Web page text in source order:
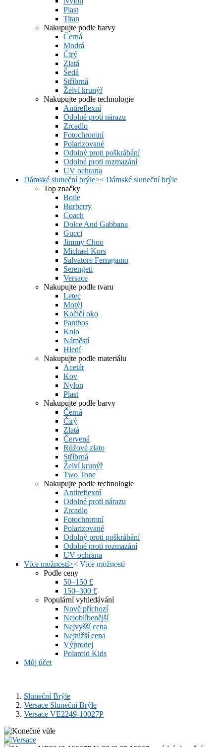
Plast
Titan
Nakupujte podle barvy
Černá
Modrá
Čirý
Zlatá
Šedá
Stříbrná
Želví krunýř
Nakupujte podle technologie
Antireflexní
Odolné proti nárazu
Zrcadlo
Fotochromní
Polarizované
Odolný proti poškrábání
Odolné proti rozmazání
UV ochrana
Dámské sluneční brýle>< Dámské sluneční brýle
Top značky
Bolle
Burberry
Coach
Dolce And Gabbana
Gucci
Jimmy Choo
Michael Kors
Salvatore Ferragamo
Serengeti
Versace
Nakupujte podle tvaru
Letec
Motýl
Kočičí oko
Panthos
Kolo
Náměstí
Hledí
Nakupujte podle materiálu
Acetát
Kov
Nylon
Plast
Nakupujte podle barvy
Černá
Čirý
Zlatá
Červená
Růžové zlato
Stříbrná
Želví krunýř
Two Tone
Nakupujte podle technologie
Antireflexní
Odolné proti nárazu
Zrcadlo
Fotochromní
Polarizované
Odolný proti poškrábání
Odolné proti rozmazání
UV ochrana
Více možností>< Více možností
Podle ceny
50–150 £
150–300 £
Populární vyhledávání
Nově příchozí
Nejoblíbenější
Nejvyšší cena
Nejnižší cena
Výprodej
Polaroid Kids
Můj účet
Sluneční Brýle
Versace Sluneční Brýle
Versace VE2249-10027P